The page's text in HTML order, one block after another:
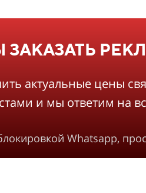
ЗАКАЗАТЬ
актуальные цены
и мы ответим на
Whatsapp,